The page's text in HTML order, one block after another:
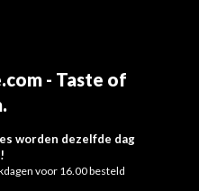
- Taste of
.
worden dezelfde dag
voor 16.00 besteld